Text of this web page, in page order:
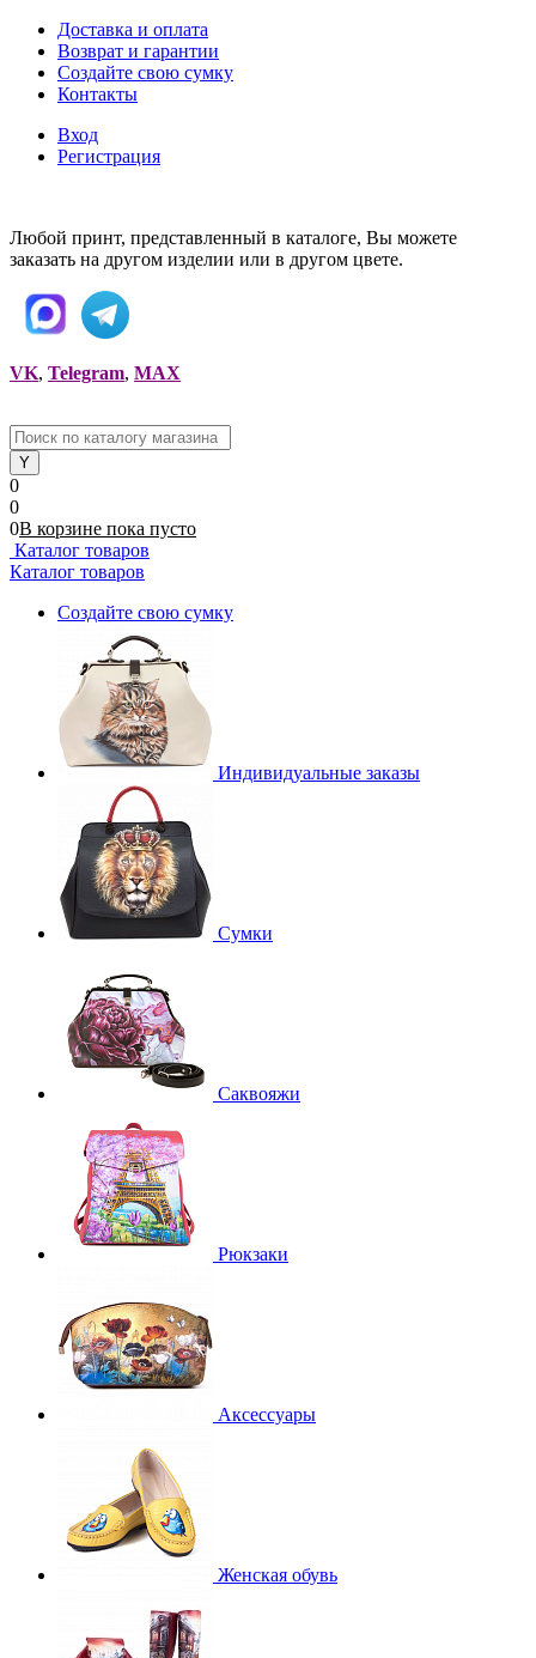
Доставка и оплата
Возврат и гарантии
Создайте свою сумку
Контакты
Вход
Регистрация
Любой принт, представленный в каталоге, Вы можете
заказать на другом изделии или в другом цвете.
VK, Telegram, MAX
0
0
0В корзине пока пусто
Каталог товаров
Каталог товаров
Создайте свою сумку
Индивидуальные заказы
Сумки
Саквояжи
Рюкзаки
Аксессуары
Женская обувь